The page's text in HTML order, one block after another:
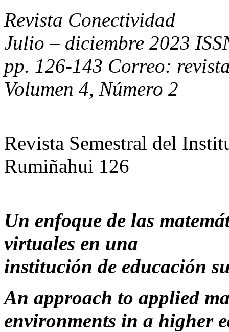
Revista Conectividad
Julio – diciembre 2023
pp. 126-143 Correo:
Volumen 4, Número 2
Revista Semestral del
Rumiñahui 126
Un enfoque de las
virtuales en una
institución de educación
An approach to applied
environments in a higher